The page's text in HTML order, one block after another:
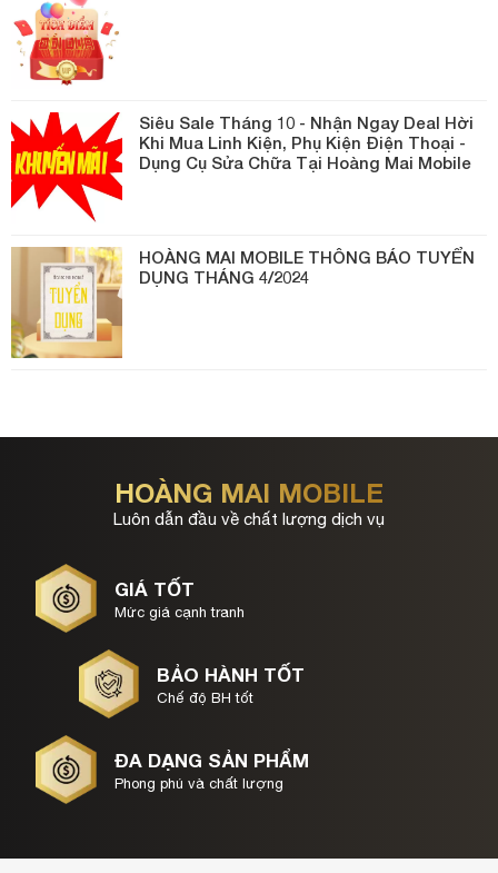
Siêu Sale Tháng 10 - Nhận Ngay Deal Hời
Khi Mua Linh Kiện, Phụ Kiện Điện Thoại -
Dụng Cụ Sửa Chữa Tại Hoàng Mai Mobile
HOÀNG MAI MOBILE THÔNG BÁO TUYỂN
DỤNG THÁNG 4/2024
HOÀNG MAI MOBILE
Luôn dẫn đầu về chất lượng dịch vụ
GIÁ TỐT
Mức giá cạnh tranh
BẢO HÀNH TỐT
Chế độ BH tốt
ĐA DẠNG SẢN PHẨM
Phong phú và chất lượng